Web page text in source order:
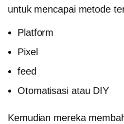
untuk mencapai metode
Platform
Pixel
feed
Otomatisasi atau DIY
Kemudian mereka